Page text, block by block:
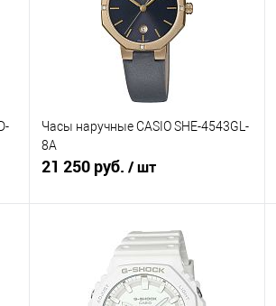
Часы наручные CASIO SHE-4543GL-
8A
21 250 руб. / шт
В корзину
Купить в 1 клик
К сравнению